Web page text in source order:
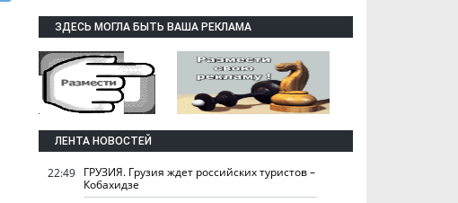
ЗДЕСЬ МОГЛА БЫТЬ ВАША РЕКЛАМА
ЛЕНТА НОВОСТЕЙ
22:49 ГРУЗИЯ. Грузия ждет российских туристов –
Кобахидзе